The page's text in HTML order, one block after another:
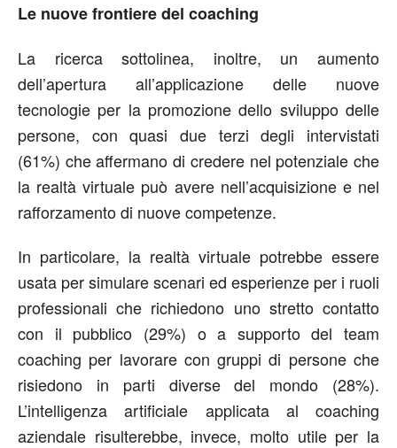
Le nuove frontiere del coaching
La ricerca sottolinea, inoltre, un aumento
dell’apertura all’applicazione delle nuove
tecnologie per la promozione dello sviluppo delle
persone, con quasi due terzi degli intervistati
(61%) che affermano di credere nel potenziale che
la realtà virtuale può avere nell’acquisizione e nel
rafforzamento di nuove competenze.
In particolare, la realtà virtuale potrebbe essere
usata per simulare scenari ed esperienze per i ruoli
professionali che richiedono uno stretto contatto
con il pubblico (29%) o a supporto del team
coaching per lavorare con gruppi di persone che
risiedono in parti diverse del mondo (28%).
L’intelligenza artificiale applicata al coaching
aziendale risulterebbe, invece, molto utile per la